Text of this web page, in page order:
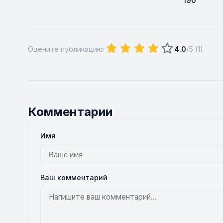
Оцените публикацию: 4.0/5 (1)
Комментарии
Имя
Ваш комментарий